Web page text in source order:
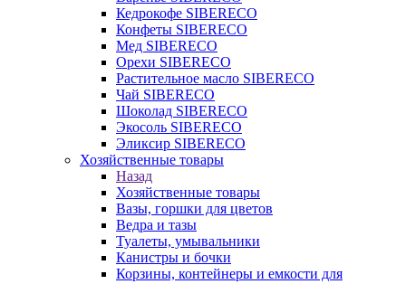
Кедрокофе SIBERECO
Конфеты SIBERECO
Мед SIBERECO
Орехи SIBERECO
Растительное масло SIBERECO
Чай SIBERECO
Шоколад SIBERECO
Экосоль SIBERECO
Эликсир SIBERECO
Хозяйственные товары
Назад
Хозяйственные товары
Вазы, горшки для цветов
Ведра и тазы
Туалеты, умывальники
Канистры и бочки
Корзины, контейнеры и емкости для